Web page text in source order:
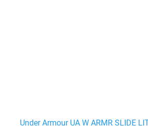
Under Armour UA W ARMR SLIDE